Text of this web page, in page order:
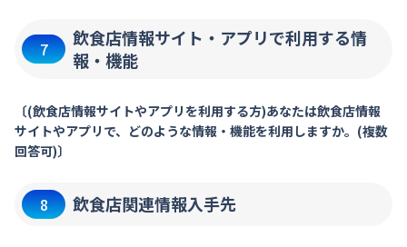
7
飲食店情報サイト・アプリで利用する情
報・機能
〔(飲食店情報サイトやアプリを利用する方)あなたは飲食店情報
サイトやアプリで、どのような情報・機能を利用しますか。(複数
回答可)〕
8 飲食店関連情報入手先